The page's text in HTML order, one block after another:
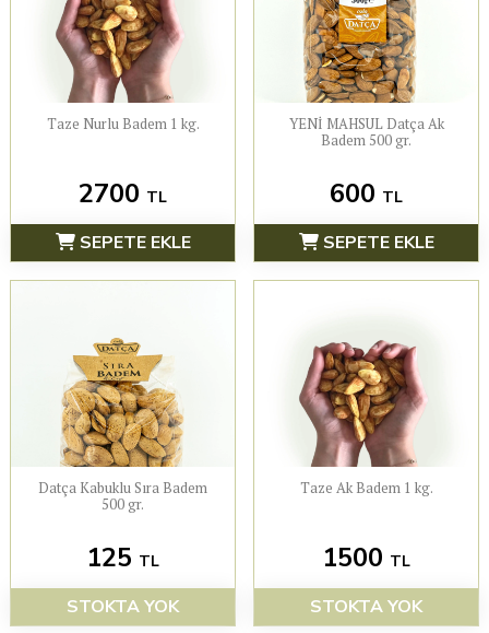
Taze Nurlu Badem 1 kg.
2700 TL
SEPETE EKLE
YENİ MAHSUL Datça Ak
Badem 500 gr.
600 TL
SEPETE EKLE
Datça Kabuklu Sıra Badem
500 gr.
125 TL
STOKTA YOK
Taze Ak Badem 1 kg.
1500 TL
STOKTA YOK